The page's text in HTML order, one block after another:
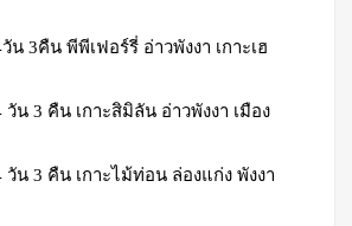
น 3คืน พีพีเฟอร์รี่ อ่าวพังงา เกาะเฮ
วัน 3 คืน เกาะสิมิลัน อ่าวพังงา เมือง
วัน 3 คืน เกาะไม้ท่อน ล่องแก่ง พังงา